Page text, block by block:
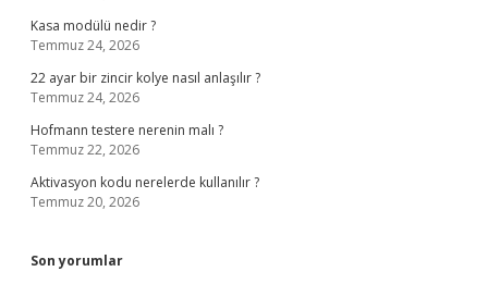
Kasa modülü nedir ?
Temmuz 24, 2026
22 ayar bir zincir kolye nasıl anlaşılır ?
Temmuz 24, 2026
Hofmann testere nerenin malı ?
Temmuz 22, 2026
Aktivasyon kodu nerelerde kullanılır ?
Temmuz 20, 2026
Son yorumlar